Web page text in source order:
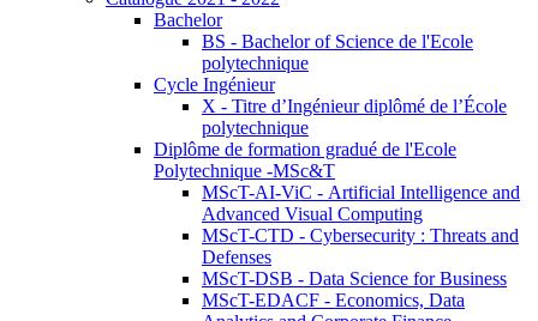
Bachelor
BS - Bachelor of Science de l'Ecole
polytechnique
Cycle Ingénieur
X - Titre d’Ingénieur diplômé de l’École
polytechnique
Diplôme de formation gradué de l'Ecole
Polytechnique -MSc&T
MScT-AI-ViC - Artificial Intelligence and
Advanced Visual Computing
MScT-CTD - Cybersecurity : Threats and
Defenses
MScT-DSB - Data Science for Business
MScT-EDACF - Economics, Data